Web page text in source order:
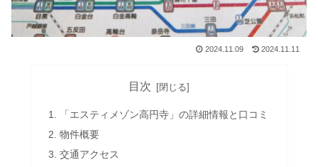
2024.11.09 2024.11.11
目次
「エスティメゾン高円寺」の詳細情報と口コミ
物件概要
交通アクセス